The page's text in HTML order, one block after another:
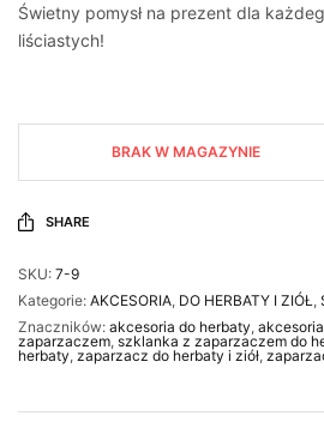
Świetny pomysł na prezent dla
liściastych!
BRAK W MAGAZYNIE
SHARE
SKU: 7-9
Kategorie: AKCESORIA, DO HERBATY I ZIÓŁ,
Znaczników: akcesoria do herbaty,
zaparzaczem, szklanka z zaparzaczem do
herbaty, zaparzacz do herbaty i ziół,